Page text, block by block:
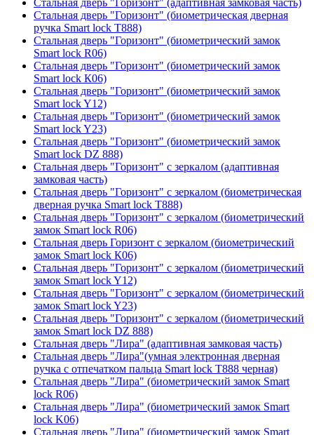
Стальная дверь "Горизонт" (биометрическая дверная
ручка Smart lock T888)
Стальная дверь "Горизонт" (биометрический замок
Smart lock R06)
Стальная дверь "Горизонт" (биометрический замок
Smart lock К06)
Стальная дверь "Горизонт" (биометрический замок
Smart lock Y12)
Стальная дверь "Горизонт" (биометрический замок
Smart lock Y23)
Стальная дверь "Горизонт" (биометрический замок
Smart lock DZ 888)
Стальная дверь "Горизонт" с зеркалом (адаптивная
замковая часть)
Стальная дверь "Горизонт" с зеркалом (биометрическая
дверная ручка Smart lock T888)
Стальная дверь "Горизонт" с зеркалом (биометрический
замок Smart lock R06)
Стальная дверь Горизонт с зеркалом (биометрический
замок Smart lock К06)
Стальная дверь "Горизонт" с зеркалом (биометрический
замок Smart lock Y12)
Стальная дверь "Горизонт" с зеркалом (биометрический
замок Smart lock Y23)
Стальная дверь "Горизонт" с зеркалом (биометрический
замок Smart lock DZ 888)
Стальная дверь "Лира" (адаптивная замковая часть)
Стальная дверь "Лира"(умная электронная дверная
ручка с отпечатком пальца Smart lock T888 черная)
Стальная дверь "Лира" (биометрический замок Smart
lock R06)
Стальная дверь "Лира" (биометрический замок Smart
lock K06)
Стальная дверь "Лира" (биометрический замок Smart